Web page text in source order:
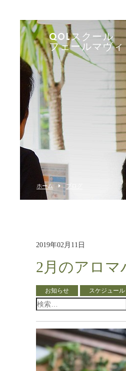
QOLスクール
フェールマヴィ
ホーム ブログ
2019年02月11日
2月のアロマ
お知らせ スケジュール
検